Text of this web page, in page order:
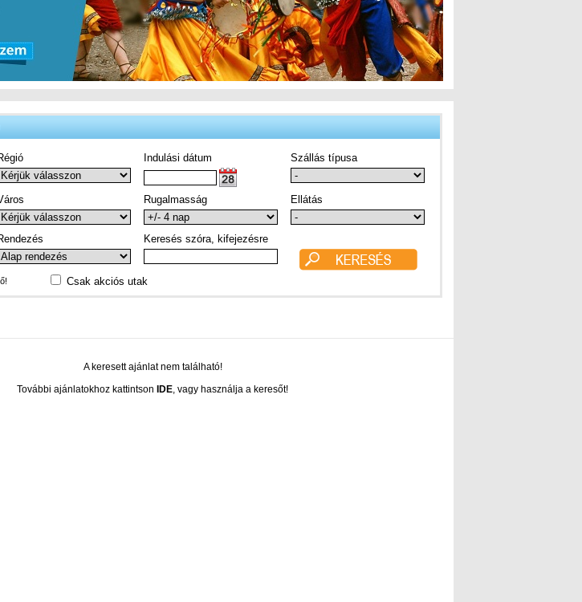
Indulási dátum Szállás típusa
Rugalmasság Ellátás
Keresés szóra, kifejezésre
Csak akciós utak
A keresett ajánlat nem található!
További ajánlatokhoz kattintson
IDE, vagy használja a keresőt!